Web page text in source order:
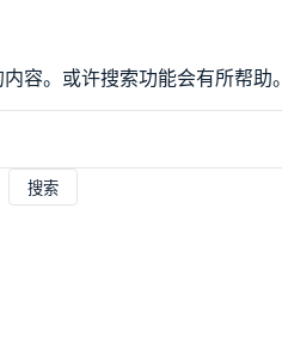
容。或许搜索功能会有所帮助。